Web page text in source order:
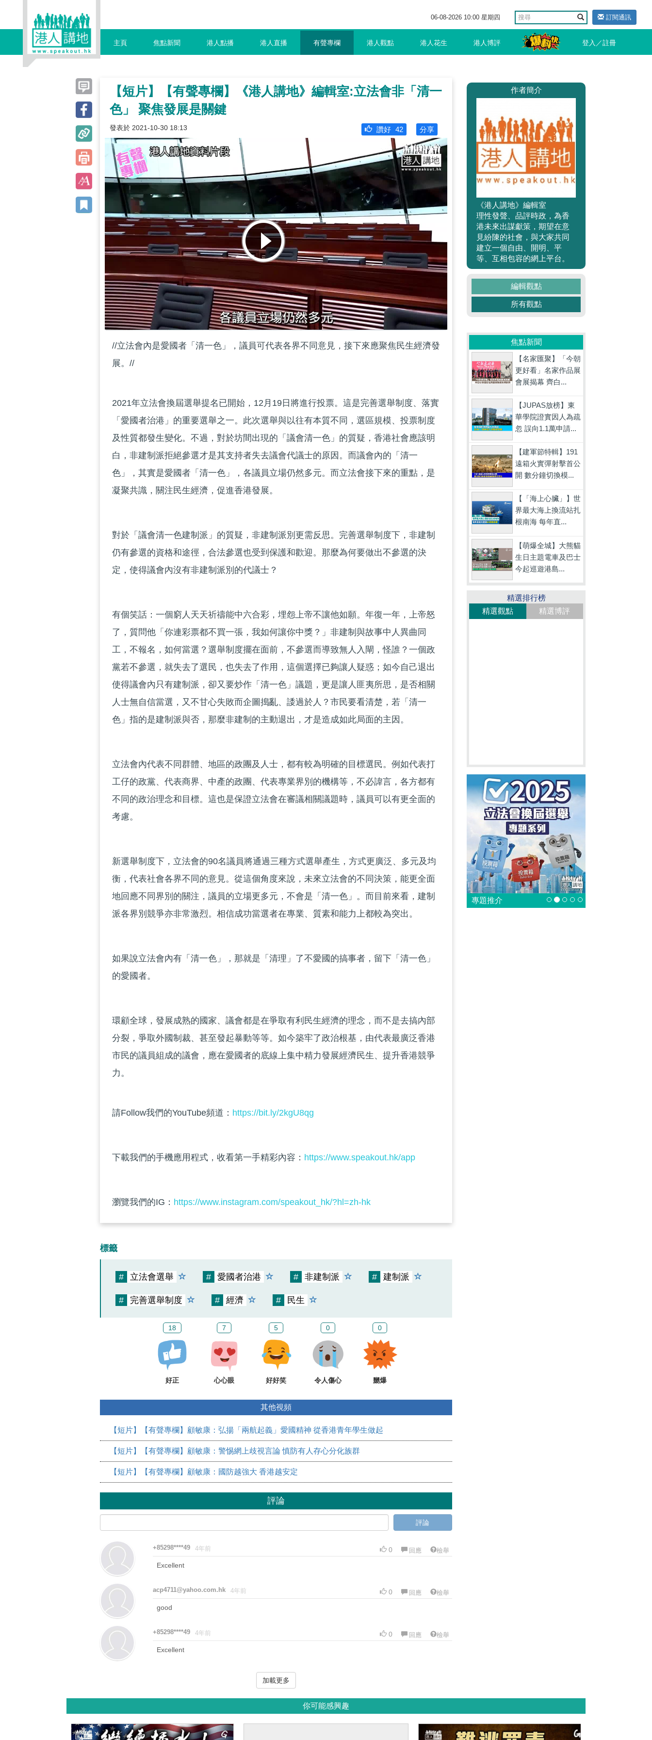
06-08-2026 10:00 星期四 訂閱通訊
主頁 焦點新聞 港人點播 港人直播 有聲專欄 港人觀點 港人花生 港人博評 登入／註冊
【短片】【有聲專欄】《港人講地》編輯室:立法會非「清一
色」 聚焦發展是關鍵
發表於 2021-10-30 18:13 分享
讚好 42
//立法會內是愛國者「清一色」，議員可代表各界不同意見，接下來應聚焦民生經濟發
展。//
2021年立法會換屆選舉提名已開始，12月19日將進行投票。這是完善選舉制度、落實
「愛國者治港」的重要選舉之一。此次選舉與以往有本質不同，選區規模、投票制度
及性質都發生變化。不過，對於坊間出現的「議會清一色」的質疑，香港社會應該明
白，非建制派拒絕參選才是其支持者失去議會代議士的原因。而議會內的「清一
色」，其實是愛國者「清一色」，各議員立場仍然多元。而立法會接下來的重點，是
凝聚共識，關注民生經濟，促進香港發展。
對於「議會清一色建制派」的質疑，非建制派別更需反思。完善選舉制度下，非建制
仍有參選的資格和途徑，合法參選也受到保護和歡迎。那麼為何要做出不參選的決
定，使得議會內沒有非建制派別的代議士？
有個笑話：一個窮人天天祈禱能中六合彩，埋怨上帝不讓他如願。年復一年，上帝怒
了，質問他「你連彩票都不買一張，我如何讓你中獎？」非建制與故事中人異曲同
工，不報名，如何當選？選舉制度擺在面前，不參選而導致無人入閘，怪誰？一個政
黨若不參選，就失去了選民，也失去了作用，這個選擇已夠讓人疑惑；如今自己退出
使得議會內只有建制派，卻又要炒作「清一色」議題，更是讓人匪夷所思，是否相關
人士無自信當選，又不甘心失敗而企圖搗亂、諉過於人？市民要看清楚，若「清一
色」指的是建制派與否，那麼非建制的主動退出，才是造成如此局面的主因。
立法會內代表不同群體、地區的政團及人士，都有較為明確的目標選民。例如代表打
工仔的政黨、代表商界、中產的政團、代表專業界別的機構等，不必諱言，各方都有
不同的政治理念和目標。這也是保證立法會在審議相關議題時，議員可以有更全面的
考慮。
新選舉制度下，立法會的90名議員將通過三種方式選舉產生，方式更廣泛、多元及均
衡，代表社會各界不同的意見。從這個角度來說，未來立法會的不同決策，能更全面
地回應不同界別的關注，議員的立場更多元，不會是「清一色」。而目前來看，建制
派各界別競爭亦非常激烈。相信成功當選者在專業、質素和能力上都較為突出。
如果說立法會內有「清一色」，那就是「清理」了不愛國的搞事者，留下「清一色」
的愛國者。
環顧全球，發展成熟的國家、議會都是在爭取有利民生經濟的理念，而不是去搞內部
分裂，爭取外國制裁、甚至發起暴動等等。如今築牢了政治根基，由代表最廣泛香港
市民的議員組成的議會，應在愛國者的底線上集中精力發展經濟民生、提升香港競爭
力。
請Follow我們的YouTube頻道： https://bit.ly/2kgU8qg
下載我們的手機應用程式，收看第一手精彩內容： https://www.speakout.hk/app
瀏覽我們的IG： https://www.instagram.com/speakout_hk/?hl=zh-hk
標籤
# 立法會選舉 # 愛國者治港 # 非建制派 # 建制派
# 完善選舉制度 # 經濟 # 民生
18
好正
7
心心眼
5
好好笑
0
令人傷心
0
嬲爆
其他視頻
【短片】【有聲專欄】顧敏康：弘揚「兩航起義」愛國精神 從香港青年學生做起
【短片】【有聲專欄】顧敏康：警惕網上歧視言論 慎防有人存心分化族群
【短片】【有聲專欄】顧敏康：國防越強大 香港越安定
評論
評論
+85298****49 4年前 0 回應 檢舉
Excellent
acp4711@yahoo.com.hk 4年前 0 回應 檢舉
good
+85298****49 4年前 0 回應 檢舉
Excellent
加載更多
作者簡介
《港人講地》編輯室
理性發聲、品評時政，為香
港未來出謀獻策，期望在意
見紛陳的社會，與大家共同
建立一個自由、開明、平
等、互相包容的網上平台。
編輯觀點
所有觀點
焦點新聞
【名家匯聚】「今朝
更好看」名家作品展
會展揭幕 齊白...
【JUPAS放榜】東
華學院證實因人為疏
忽 誤向1.1萬申請...
【建軍節特輯】191
遠箱火實彈射擊首公
開 數分鐘切換模...
【「海上心臟」】世
界最大海上換流站扎
根南海 每年直...
【萌爆全城】大熊貓
生日主題電車及巴士
今起巡遊港島...
精選排行榜
精選觀點
精選博評
專題推介
你可能感興趣